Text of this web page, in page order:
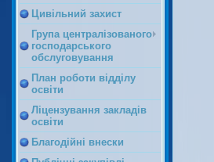
Цивільний захист
Група централізованого
господарського
обслуговування
План роботи відділу
освіти
Ліцензування закладів
освіти
Благодійні внески